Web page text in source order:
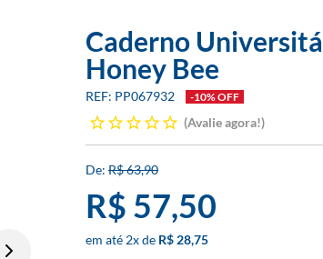
Caderno
Honey Bee
PP067932 -10% OFF
Avalie agora!
R$ 63,90
R$ 57,50
2x R$ 28,75